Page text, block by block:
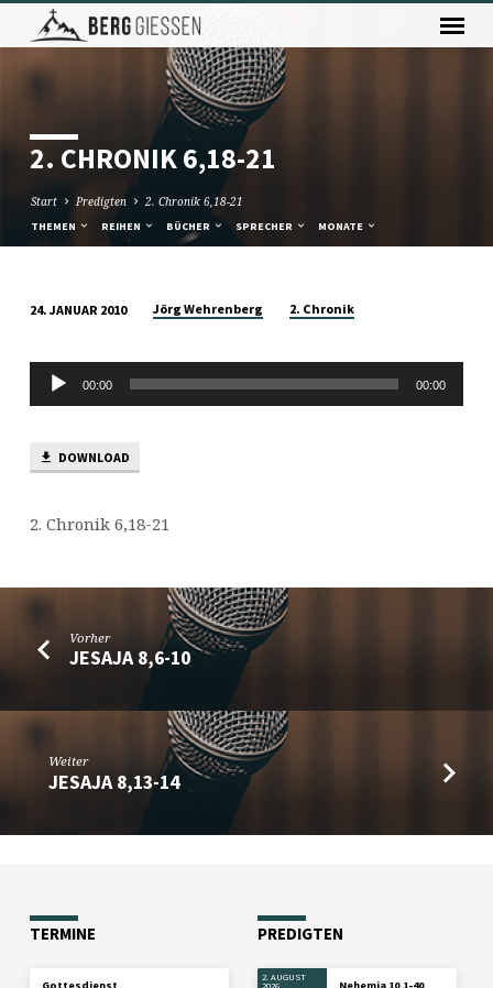
2. CHRONIK 6,18-21
Start Predigten 2. Chronik 6,18-21
THEMEN REIHEN BÜCHER SPRECHER MONATE
CHRONIK
6,18-
21
24. JANUAR 2010 Jörg Wehrenberg 2. Chronik
Audio-
Player
00:00 00:00
DOWNLOAD
2. Chronik 6,18-21
Vorher
JESAJA 8,6-10
Weiter
JESAJA 8,13-14
TERMINE PREDIGTEN
2. AUGUST